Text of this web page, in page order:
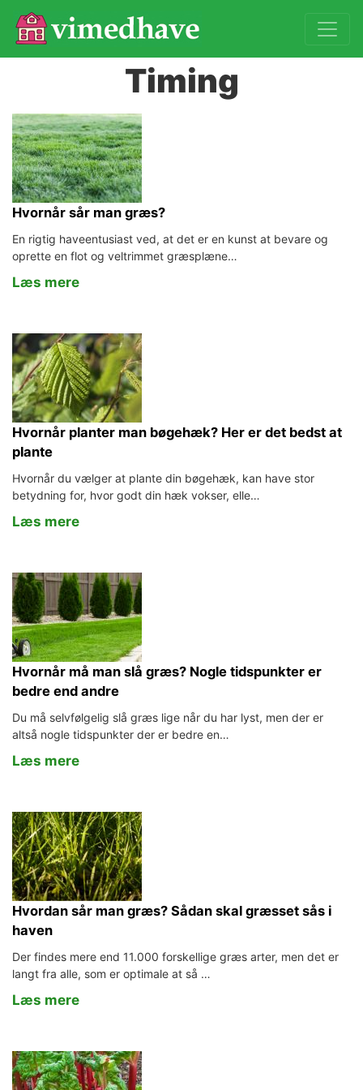
Timing
Hvornår sår man græs?
En rigtig haveentusiast ved, at det er en kunst at bevare og
oprette en flot og veltrimmet græsplæne…
Læs mere
Hvornår planter man bøgehæk? Her er det bedst at
plante
Hvornår du vælger at plante din bøgehæk, kan have stor
betydning for, hvor godt din hæk vokser, elle…
Læs mere
Hvornår må man slå græs? Nogle tidspunkter er
bedre end andre
Du må selvfølgelig slå græs lige når du har lyst, men der er
altså nogle tidspunkter der er bedre en…
Læs mere
Hvordan sår man græs? Sådan skal græsset sås i
haven
Der findes mere end 11.000 forskellige græs arter, men det er
langt fra alle, som er optimale at så …
Læs mere